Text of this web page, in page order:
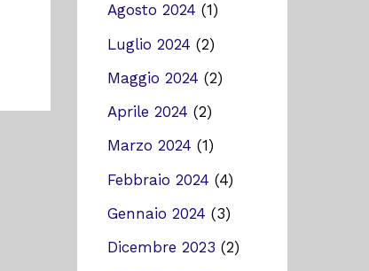
Agosto 2024 (1)
Luglio 2024 (2)
Maggio 2024 (2)
Aprile 2024 (2)
Marzo 2024 (1)
Febbraio 2024 (4)
Gennaio 2024 (3)
Dicembre 2023 (2)